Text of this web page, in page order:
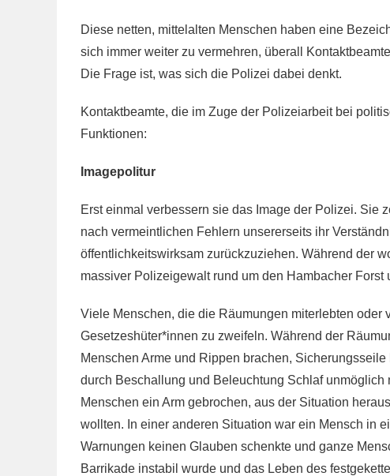
Diese netten, mittelalten Menschen haben eine
sich immer weiter zu vermehren, überall
Die Frage ist, was sich die Polizei dabei denkt.
Kontaktbeamte, die im Zuge der Polizeiarbeit bei
Funktionen:
Imagepolitur
Erst einmal verbessern sie das Image der Polizei. Sie
nach vermeintlichen Fehlern unsererseits ihr
öffentlichkeitswirksam zurückzuziehen. Während der
massiver Polizeigewalt rund um den Hambacher Forst
Viele Menschen, die die Räumungen miterlebten oder
Gesetzeshüter*innen zu zweifeln. Während der
Menschen Arme und Rippen brachen,
durch Beschallung und Beleuchtung Schlaf
Menschen ein Arm gebrochen, aus der Situation
wollten. In einer anderen Situation war ein Mensch in
Warnungen keinen Glauben schenkte und ganze
Barrikade instabil wurde und das Leben des